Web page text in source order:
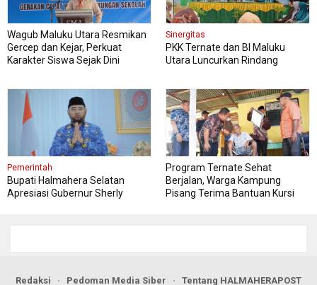
Wagub Maluku Utara Resmikan
Gercep dan Kejar, Perkuat
Karakter Siswa Sejak Dini
Sinergitas
PKK Ternate dan BI Maluku
Utara Luncurkan Rindang
Pemerintah
Bupati Halmahera Selatan
Apresiasi Gubernur Sherly
Program Ternate Sehat
Berjalan, Warga Kampung
Pisang Terima Bantuan Kursi
Redaksi Pedoman Media Siber Tentang HALMAHERAPOST